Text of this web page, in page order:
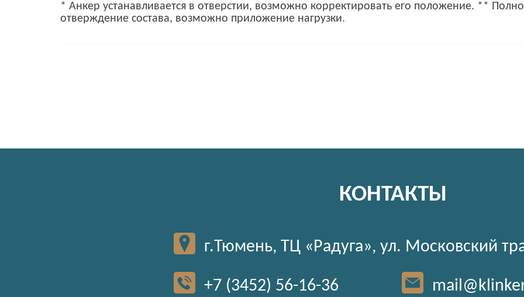
* Анкер устанавливается в отверстии, возможно корректировать его положение. **
отверждение состава, возможно приложение нагрузки.
КОНТАКТЫ
г.Тюмень, ТЦ «Радуга», ул. Московский
+7 (3452) 56-16-36